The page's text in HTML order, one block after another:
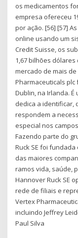
os medicamentos
empresa ofereceu
por ação. [56] [57]
online usando um
Credit Suisse, os
1,67 bilhões
mercado de mais de
Pharmaceuticals plc
Dublin, na Irlanda.
dedica a identificar,
respondem a
especial nos
Fazendo parte do
Ruck SE foi fundada
das maiores
ramos vida, saúde,
Hannover Ruck SE
rede de filiais e
Vertex
incluindo Jeffrey
Paul Silva